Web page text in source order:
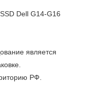
Dell G14-G16
является
РФ.